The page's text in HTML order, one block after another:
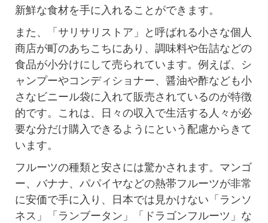
新鮮な食材を手に入れることができます。
また、「サリサリストア」と呼ばれる小さな個人
商店が町のあちこちにあり、調味料や缶詰などの
食品が小分けにして売られています。例えば、シ
ャンプーやコンディショナー、醤油や酢なども小
さなビニール袋に入れて販売されているのが特徴
的です。これは、日々の収入で生活する人々が必
要な分だけ購入できるようにという配慮からきて
います。
フルーツの種類と安さには驚かされます。マンゴ
ー、バナナ、パパイヤなどの熱帯フルーツが非常
に安価で手に入り、日本では見かけない「ランソ
ネス」「ランブータン」「ドラゴンフルーツ」な